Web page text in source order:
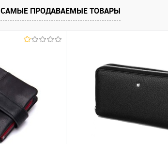
САМЫЕ ПРОДАВАЕМЫЕ ТОВАРЫ